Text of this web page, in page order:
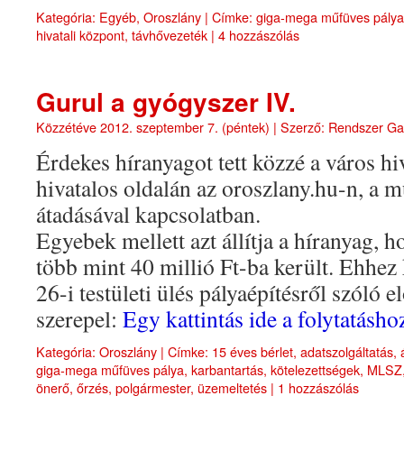
Kategória: Egyéb, Oroszlány | Címke: giga-mega műfüves pálya
hivatali központ, távhővezeték | 4 hozzászólás
Gurul a gyógyszer IV.
Közzétéve2012. szeptember 7. (péntek) | Szerző: Rendszer
Érdekes híranyagot tett közzé a város
hivatalos oldalán az oroszlany.hu-n, a
átadásával kapcsolatban.
Egyebek mellett azt állítja a híranyag,
több mint 40 millió Ft-ba került. Ehhez
26-i testületi ülés pályaépítésről szóló
szerepel: Egy kattintás ide a
Kategória: Oroszlány | Címke: 15 éves bérlet, adatszolgáltatás,
giga-mega műfüves pálya, karbantartás, kötelezettségek, MLSZ
önerő, őrzés, polgármester, üzemeltetés | 1 hozzászólás